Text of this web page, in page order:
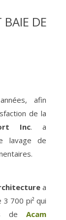
BAIE DE
afin
de la
Inc. a
lavage de
a
700 pi² qui
deAcam